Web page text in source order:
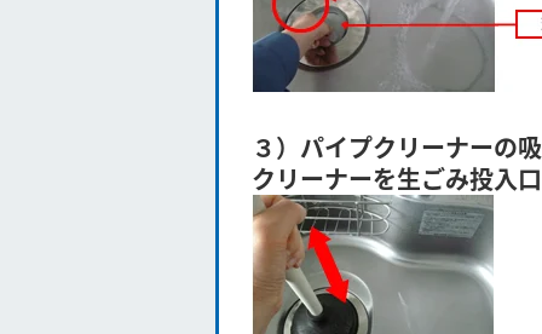
３） パイプクリーナーの
クリーナーを生ごみ投入